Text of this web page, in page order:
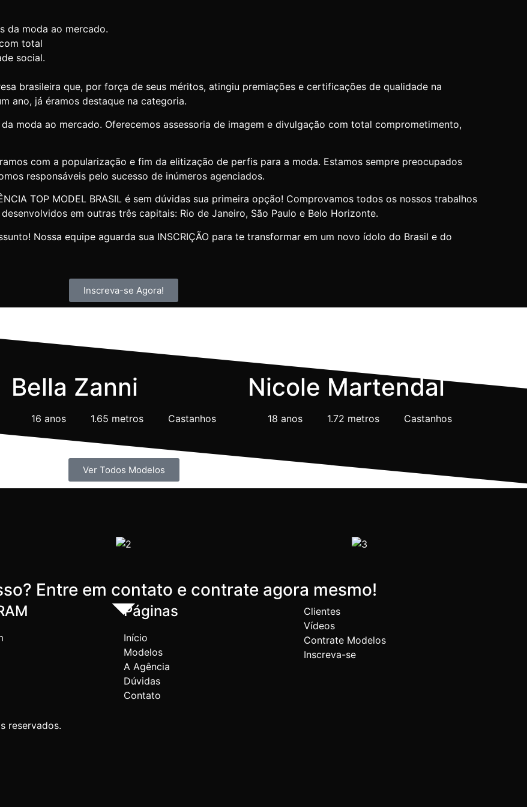
da moda ao mercado.
total
social.
brasileira que, por força de seus méritos, atingiu premiações e certificações de qualidade na
ano, já éramos destaque na categoria.
moda ao mercado. Oferecemos assessoria de imagem e divulgação com total comprometimento,
com a popularização e fim da elitização de perfis para a moda. Estamos sempre preocupados
responsáveis pelo sucesso de inúmeros agenciados.
TOP MODEL BRASIL é sem dúvidas sua primeira opção! Comprovamos todos os nossos trabalhos
em outras três capitais: Rio de Janeiro, São Paulo e Belo Horizonte.
Nossa equipe aguarda sua INSCRIÇÃO para te transformar em um novo ídolo do Brasil e do
Inscreva-se Agora!
Bella Zanni
16 anos 1.65 metros Castanhos
Nicole Martendal
18 anos 1.72 metros
Castanhos
Ver Todos Modelos
Entre em contato e contrate agora mesmo!
Páginas
Início
Modelos
A Agência
Dúvidas
Contato
Clientes
Vídeos
Contrate Modelos
Inscreva-se
reservados.